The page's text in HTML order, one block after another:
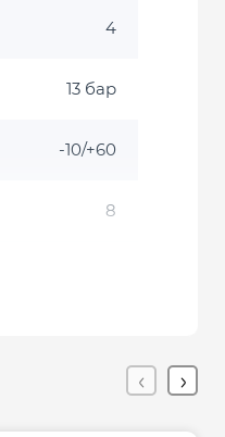
4
13 бар
-10/+60
8